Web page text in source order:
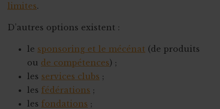
limites.
D’autres options existent :
le sponsoring et le mécénat (de produits
ou de compétences) ;
les services clubs ;
les fédérations ;
les fondations ;